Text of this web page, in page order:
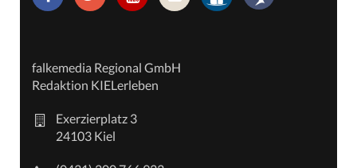
falkemedia Regional GmbH
Redaktion KIELerleben
Exerzierplatz 3
24103 Kiel